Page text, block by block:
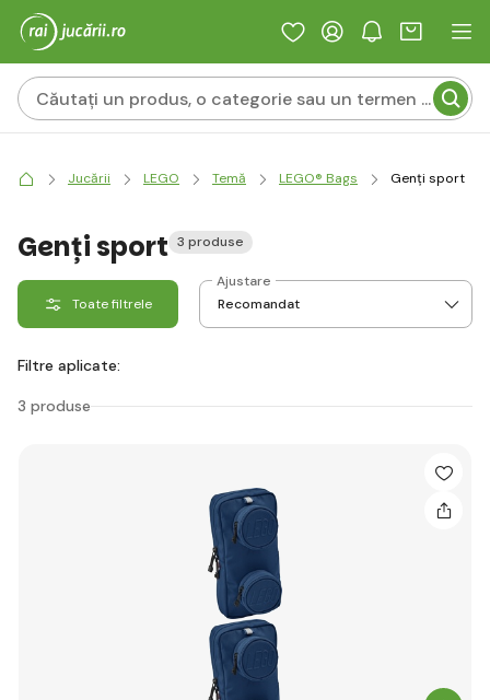
Jucării LEGO Temă LEGO® Bags Genți sport
Genți sport 3 produse
Toate filtrele
Ajustare
Filtre aplicate:
3 produse